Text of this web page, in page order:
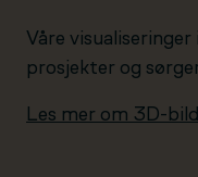
Våre
prosjekter og
Les mer om 3D-